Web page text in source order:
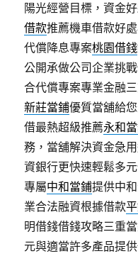
陽光經營目標，資金
借款推薦機車借款好
代償降息專案桃園借錢
公開承做公司企業挑
合代償專案專業金融
新莊當鋪優質當舖給
借最熱超級推薦永和
務，當舖解決資金急
資銀行更快速輕鬆多
專屬中和當鋪提供中
業合法融資根據借款
明借錢借錢攻略三重
元與適當許多產品提